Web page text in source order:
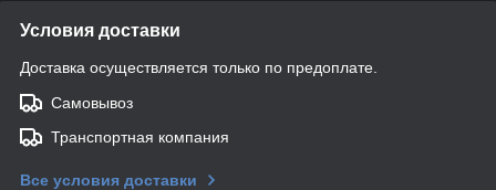
Условия доставки
Доставка осуществляется только по предоплате.
Самовывоз
Транспортная компания
Все условия доставки